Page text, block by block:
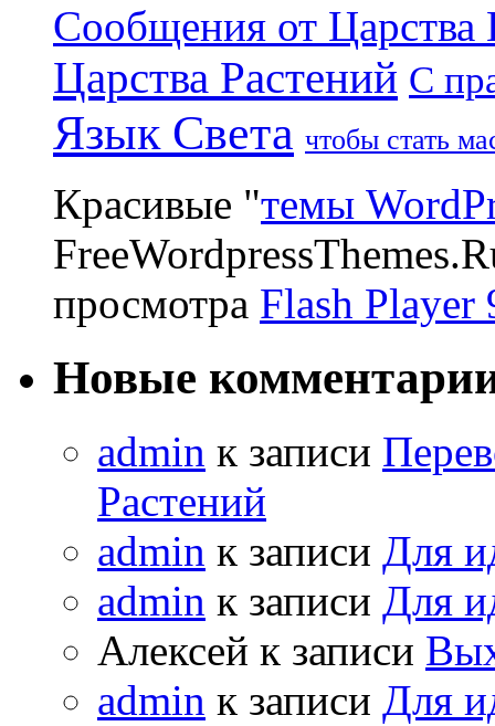
Сообщения от Царства
Царства Растений С
Язык Света чтобы стать
Красивые "темы
просмотра Flash Player
Новые
admin к записи
Растений
admin к записи Для
admin к записи Для
Алексей к записи
admin к записи Для